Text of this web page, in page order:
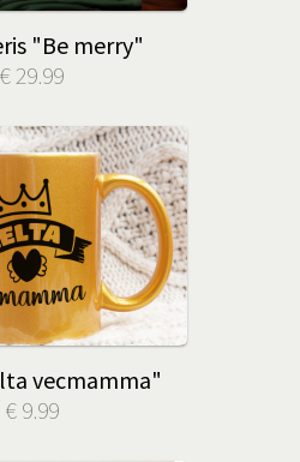
"Be merry"
€ 29.99
vecmamma"
€ 9.99